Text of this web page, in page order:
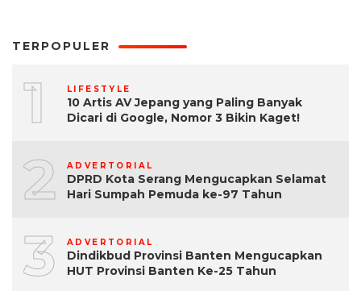
TERPOPULER
1 LIFESTYLE
10 Artis AV Jepang yang Paling Banyak
Dicari di Google, Nomor 3 Bikin Kaget!
2 ADVERTORIAL
DPRD Kota Serang Mengucapkan Selamat
Hari Sumpah Pemuda ke-97 Tahun
3 ADVERTORIAL
Dindikbud Provinsi Banten Mengucapkan
HUT Provinsi Banten Ke-25 Tahun